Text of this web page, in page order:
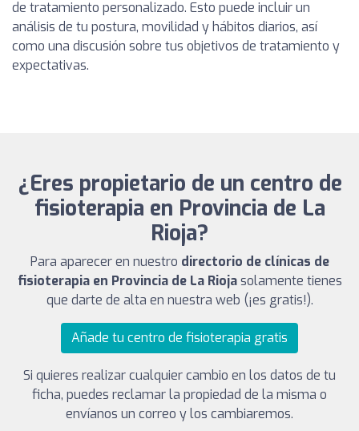
de tratamiento personalizado. Esto puede incluir un
análisis de tu postura, movilidad y hábitos diarios, así
como una discusión sobre tus objetivos de tratamiento y
expectativas.
¿Eres propietario de un centro de
fisioterapia en Provincia de La
Rioja?
Para aparecer en nuestro directorio de clínicas de
fisioterapia en Provincia de La Riojasolamente tienes
que darte de alta en nuestra web (¡es gratis!).
Añade tu centro de fisioterapia gratis
Si quieres realizar cualquier cambio en los datos de tu
ficha, puedes reclamar la propiedad de la misma o
envíanos un correo y los cambiaremos.